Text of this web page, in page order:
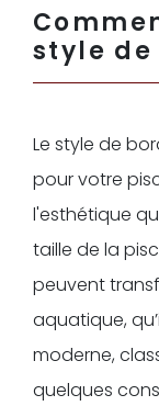
style de
Le style de
pour votre
l'esthétique
taille de la
peuvent
aquatique,
moderne,
quelques